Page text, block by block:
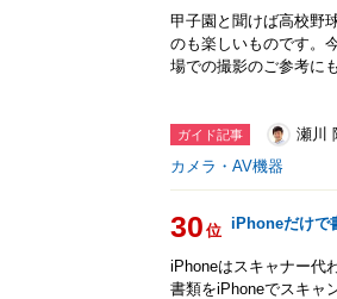
甲子園と聞けば高校野
のも楽しいものです。
場での撮影のご参考に
ガイド記事
瀬川
カメラ・AV機器
30 位 iPhoneだけで
iPhoneはスキャナー代
書類をiPhoneでスキャ